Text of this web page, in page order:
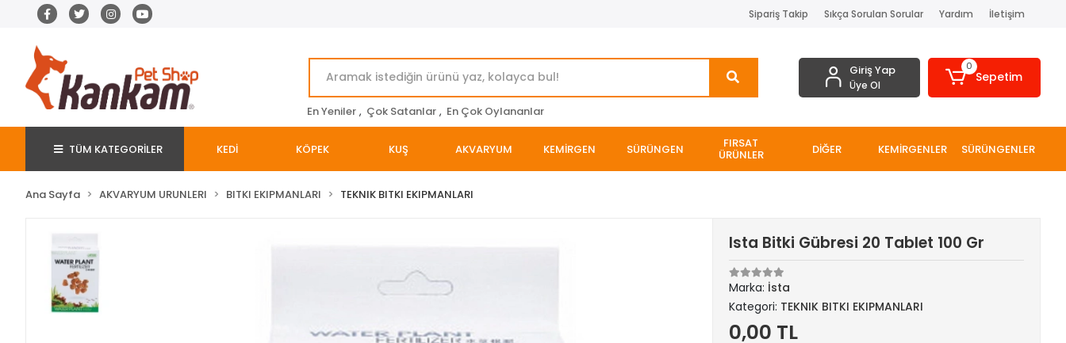
Sipariş Takip Sıkça Sorulan Sorular Yardım İletişim
En Yeniler , Çok Satanlar , En Çok Oylananlar
Giriş Yap
Üye Ol
0
Sepetim
TÜM KATEGORİLER KEDİ KÖPEK KUŞ AKVARYUM KEMİRGEN SÜRÜNGEN FIRSAT
ÜRÜNLER DİĞER KEMİRGENLER SÜRÜNGENLER
Ana Sayfa AKVARYUM URUNLERI BITKI EKIPMANLARI TEKNIK BITKI EKIPMANLARI
Ista Bitki Gübresi 20 Tablet 100 Gr
Marka: İsta
Kategori: TEKNIK BITKI EKIPMANLARI
0,00 TL